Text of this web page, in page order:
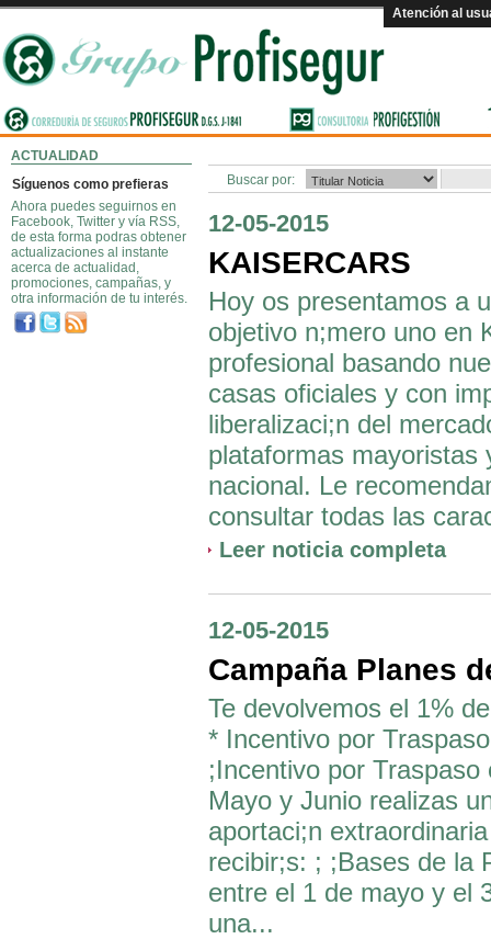
Atención al
ACTUALIDAD
Síguenos como prefieras
Ahora puedes seguirnos en
Facebook, Twitter y vía RSS,
de esta forma podras obtener
actualizaciones al instante
acerca de actualidad,
promociones, campañas, y
otra información de tu interés.
Buscar por:
12-05-2015
KAISERCARS
Hoy os presentamos a
objetivo n;mero uno en
profesional basando
casas oficiales y con
liberalizaci;n del
plataformas mayoristas
nacional. Le
consultar todas las
Leer noticia completa
12-05-2015
Campaña Planes
Te devolvemos el 1%
* Incentivo por
;Incentivo por
Mayo y Junio realizas
aportaci;n
recibir;s: ; ;Bases de la
entre el 1 de mayo y el
una...